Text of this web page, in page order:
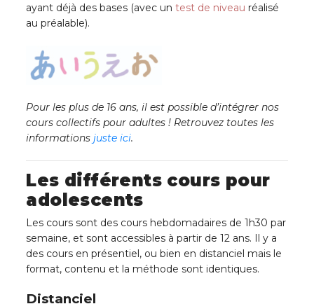
ayant déjà des bases (avec untest de niveau réalisé
au préalable).
Pour les plus de 16 ans, il est possible d’intégrer nos
cours collectifs pour adultes ! Retrouvez toutes les
informations juste ici.
Les différents cours pour
adolescents
Les cours sont des cours hebdomadaires de 1h30 par
semaine, et sont accessibles à partir de 12 ans. Il y a
des cours en présentiel, ou bien en distanciel mais le
format, contenu et la méthode sont identiques.
Distanciel